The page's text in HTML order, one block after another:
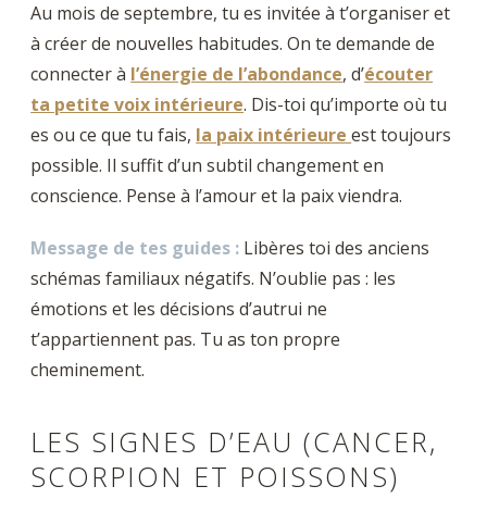
Au mois de septembre, tu es invitée à t’organiser et
à créer de nouvelles habitudes. On te demande de
connecter à l’énergie de l’abondance, d’écouter
ta petite voix intérieure. Dis-toi qu’importe où tu
es ou ce que tu fais, la paix intérieureest toujours
possible. Il suffit d’un subtil changement en
conscience. Pense à l’amour et la paix viendra.
Message de tes guides : Libères toi des anciens
schémas familiaux négatifs. N’oublie pas : les
émotions et les décisions d’autrui ne
t’appartiennent pas. Tu as ton propre
cheminement.
LES SIGNES D’EAU (CANCER,
SCORPION ET POISSONS)